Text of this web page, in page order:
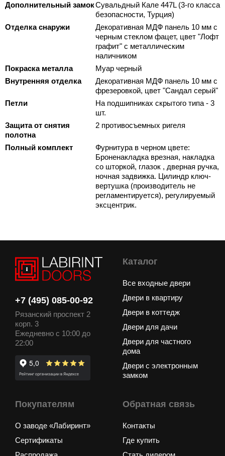
Дополнительный замокСувальдный Кале 447L (3-го класса
безопасности, Турция)
Отделка снаружи
Декоративная МДФ панель 10 мм с
черным стеклом фацет, цвет "Лофт
графит" с металлическим
наличником
Покраска металла
Муар черный
Внутренняя отделка
Декоративная МДФ панель 10 мм с
фрезеровкой, цвет "Сандал серый"
Петли
На подшипниках скрытого типа - 3
шт.
Защита от снятия
полотна
2 противосъемных ригеля
Полный комплект
Фурнитура в черном цвете:
Броненакладка врезная, накладка
со шторкой, глазок , дверная ручка,
ночная задвижка. Цилиндр ключ-
вертушка (производитель не
регламентируется), регулируемый
эксцентрик.
+7 (495) 085-00-92
Рязанский проспект 2
корп. 3
Ежедневно с 10:00 до
22:00
Каталог
Все входные двери
Двери в квартиру
Двери в коттедж
Двери для дачи
Двери для частного
дома
Двери с электронным
замком
Покупателям
О заводе «Лабиринт»
Сертификаты
Обратная связь
Контакты
Где купить